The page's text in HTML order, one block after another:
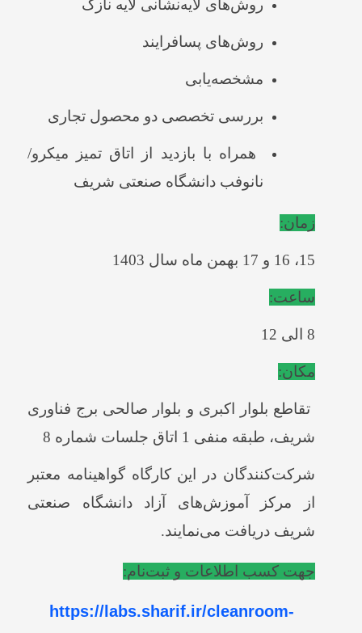
روش‌های لایه‌نشانی لایه نازک
روش‌های پسافرایند
مشخصه‌یابی
بررسی تخصصی دو محصول تجاری
همراه با بازدید از اتاق تمیز میکرو/
نانوفب دانشگاه صنعتی شریف
زمان:
15، 16 و 17 بهمن ماه سال 1403
ساعت:
8 الی 12
مکان:
تقاطع بلوار اکبری و بلوار صالحی برج فناوری
شریف، طبقه منفی 1 اتاق جلسات شماره 8
شرکت‌کنندگان در این کارگاه گواهینامه معتبر
از مرکز آموزش‌های آزاد دانشگاه صنعتی
شریف دریافت می‌نمایند.
جهت کسب اطلاعات و ثبت‌نام:
https://labs.sharif.ir/cleanroom-